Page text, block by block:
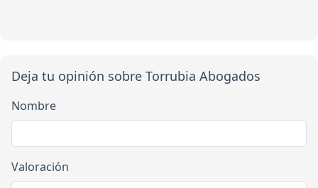
Deja tu opinión sobre Torrubia Abogados
Nombre
Valoración